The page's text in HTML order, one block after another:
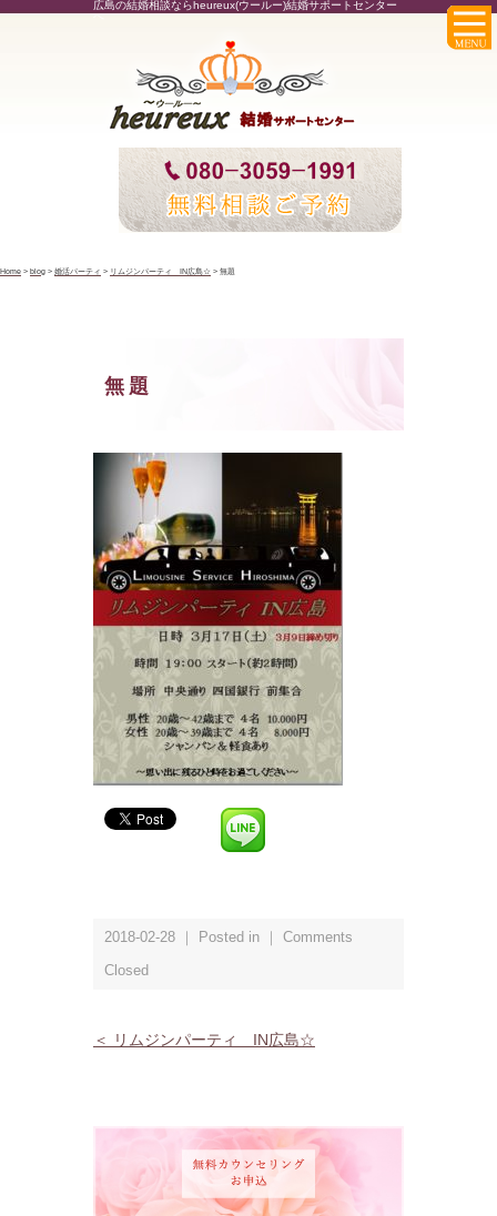
広島の結婚相談ならheureux(ウールー)結婚サポートセンター
へ
Home > blog > 婚活パーティ > リムジンパーティ IN広島☆ > 無題
無題
2018-02-28 ｜ Posted in ｜ Comments
Closed
＜ リムジンパーティ IN広島☆